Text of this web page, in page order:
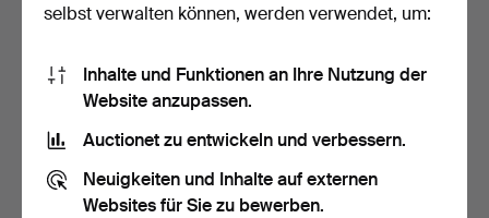
OLLE HERMANSSON.
Funkenschutz /
Kamingitte…
18 Gebote
445 USD
SERVIERTABLETT
43 USD
selbst verwalten können, werden verwendet, um:
Inhalte und Funktionen an Ihre Nutzung der
Website anzupassen.
Auctionet zu entwickeln und verbessern.
Neuigkeiten und Inhalte auf externen
Websites für Sie zu bewerben.